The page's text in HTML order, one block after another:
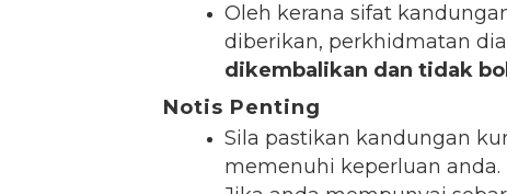
Oleh kerana sifat
diberikan, perkhidmatan
dikembalikan dan tidak
Notis Penting
Sila pastikan kandungan
memenuhi keperluan anda.